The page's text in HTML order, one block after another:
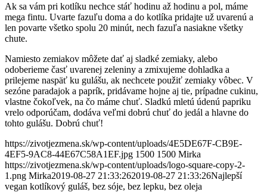
Ak sa vám pri kotlíku nechce stáť hodinu až hodinu a pol, máme
mega fintu. Uvarte fazuľu doma a do kotlíka pridajte už uvarenú a
len povarte všetko spolu 20 minút, nech fazuľa nasiakne všetky
chute.
Namiesto zemiakov môžete dať aj sladké zemiaky, alebo
odoberieme časť uvarenej zeleniny a zmixujeme dohladka a
prilejeme naspäť ku gulášu, ak nechcete použiť zemiaky vôbec. V
sezóne paradajok a paprík, pridávame hojne aj tie, prípadne cukinu,
vlastne čokoľvek, na čo máme chuť. Sladkú mletú údenú papriku
vrelo odporúčam, dodáva veľmi dobrú chuť do jedál a hlavne do
tohto gulášu. Dobrú chuť!
https://zivotjezmena.sk/wp-content/uploads/4E5DE67F-CB9E-
4EF5-9AC8-44E67C58A1EF.jpg 1500 1500 Mirka
https://zivotjezmena.sk/wp-content/uploads/logo-square-copy-2-
1.png Mirka2019-08-27 21:33:262019-08-27 21:33:26Najlepší
vegan kotlíkový guláš, bez sóje, bez lepku, bez oleja